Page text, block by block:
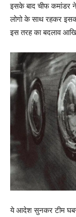
इसके बाद चीफ कमांडर
लोगो के साथ रहकर
इस तरह का बदलाव
ये आदेश सुनकर टीम